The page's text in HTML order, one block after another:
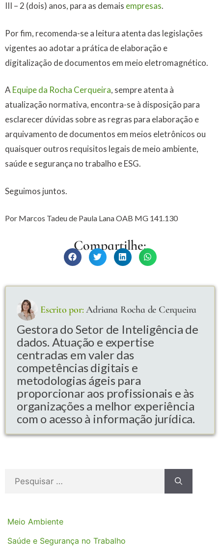
III – 2 (dois) anos, para as demais empresas.
Por fim, recomenda-se a leitura atenta das legislações
vigentes ao adotar a prática de elaboração e
digitalização de documentos em meio eletromagnético.
A Equipe da Rocha Cerqueira, sempre atenta à
atualização normativa, encontra-se à disposição para
esclarecer dúvidas sobre as regras para elaboração e
arquivamento de documentos em meios eletrônicos ou
quaisquer outros requisitos legais de meio ambiente,
saúde e segurança no trabalho e ESG.
Seguimos juntos.
Por Marcos Tadeu de Paula Lana OAB MG 141.130
Compartilhe:
Escrito por: Adriana Rocha de Cerqueira
Gestora do Setor de Inteligência de
dados. Atuação e expertise
centradas em valer das
competências digitais e
metodologias ágeis para
proporcionar aos profissionais e às
organizações a melhor experiência
com o acesso à informação jurídica.
Meio Ambiente
Saúde e Segurança no Trabalho